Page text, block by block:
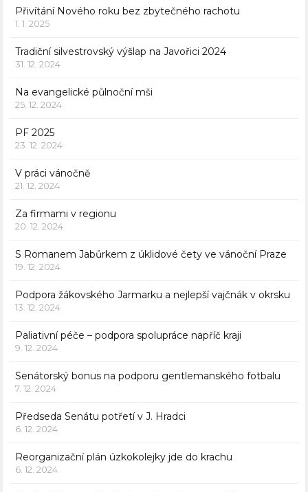
Přivítání Nového roku bez zbytečného rachotu
1. 1. 2025
Tradiční silvestrovský výšlap na Javořici 2024
31. 12. 2024
Na evangelické půlnoční mši
25. 12. 2024
PF 2025
23. 12. 2024
V práci vánočně
21. 12. 2024
Za firmami v regionu
20. 12. 2024
S Romanem Jabůrkem z úklidové čety ve vánoční Praze
19. 12. 2024
Podpora žákovského Jarmarku a nejlepší vajčnák v okrsku
13. 12. 2024
Paliativní péče – podpora spolupráce napříč kraji
9. 12. 2024
Senátorský bonus na podporu gentlemanského fotbalu
7. 12. 2024
Předseda Senátu potřetí v J. Hradci
6. 12. 2024
Reorganizační plán úzkokolejky jde do krachu
6. 12. 2024